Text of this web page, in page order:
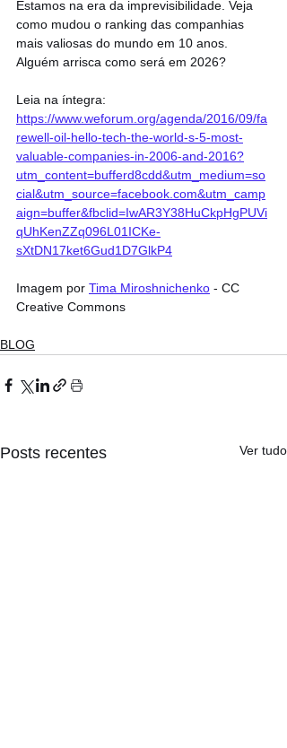
Estamos na era da imprevisibilidade. Veja
como mudou o ranking das companhias
mais valiosas do mundo em 10 anos.
Alguém arrisca como será em 2026?
Leia na íntegra:
https://www.weforum.org/agenda/2016/09/fa
rewell-oil-hello-tech-the-world-s-5-most-
valuable-companies-in-2006-and-2016?
utm_content=bufferd8cdd&utm_medium=so
cial&utm_source=facebook.com&utm_camp
aign=buffer&fbclid=IwAR3Y38HuCkpHgPUVi
qUhKenZZq096L01ICKe-
sXtDN17ket6Gud1D7GlkP4
Imagem por Tima Miroshnichenko - CC
Creative Commons
BLOG
Posts recentes Ver tudo